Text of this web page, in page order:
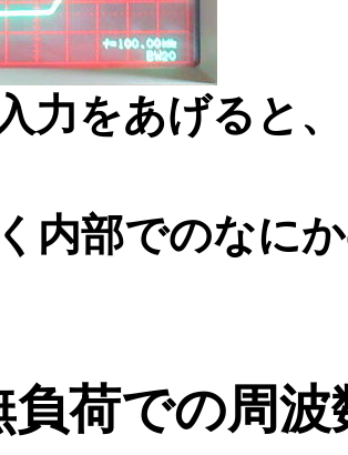
力をあげると
内部でのなに
負荷での周